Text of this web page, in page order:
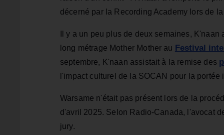
décerné par la Recording Academy lors de la
Il y a un peu plus de deux semaines,
long métrage Mother Mother au Festival
septembre, K'naan assistait à la remise des
l'impact culturel de la SOCAN pour la
Warsame n'était pas présent lors de la
d'avril 2025. Selon Radio-Canada, l'avocat
jury.